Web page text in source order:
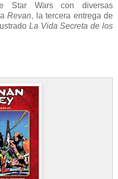
Star Wars con diversas
Revan, la tercera entrega de
La Vida Secreta de los